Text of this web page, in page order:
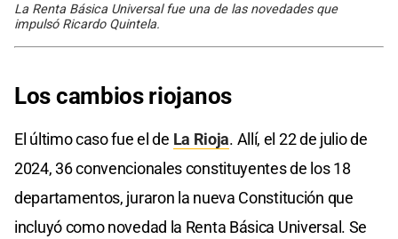
La Renta Básica Universal fue una de las novedades que
impulsó Ricardo Quintela.
Los cambios riojanos
El último caso fue el de La Rioja. Allí, el 22 de julio de
2024, 36 convencionales constituyentes de los 18
departamentos, juraron la nueva Constitución que
incluyó como novedad la Renta Básica Universal. Se